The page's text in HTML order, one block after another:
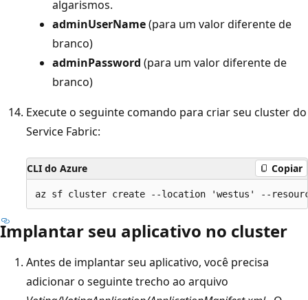
algarismos.
adminUserName(para um valor diferente de
branco)
adminPassword (para um valor diferente de
branco)
Execute o seguinte comando para criar seu cluster do
Service Fabric:
CLI do Azure Copiar
Implantar seu aplicativo no cluster
Antes de implantar seu aplicativo, você precisa
adicionar o seguinte trecho ao arquivo